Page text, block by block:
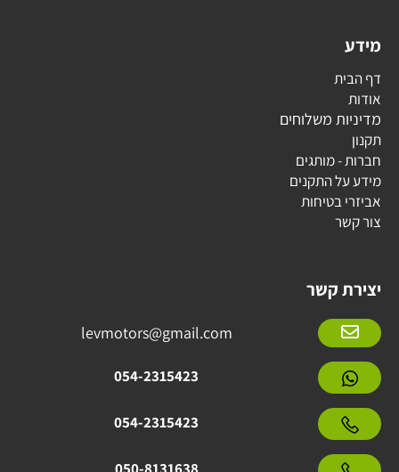
מידע
דף הבית
אודות
מדיניות משלוחים
תקנון
חברות - מותגים
מידע על התקנים
אביזרי בטיחות
צור קשר
יצירת קשר
levmotors@gmail.com
054-2315423
054-2315423